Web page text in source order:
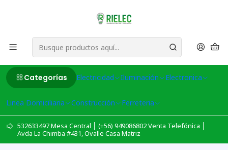
Categorías Electricidad Iluminación Electronica
Linea Domiciliaria Construcción Ferreteria
532633497 Mesa Central │ (+56) 949086802 Venta Telefónica │
Avda La Chimba #431, Ovalle Casa Matriz